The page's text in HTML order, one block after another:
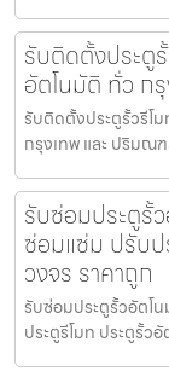
รับติดตั้งประตู
อัตโนมัติ ทั่ว ก
รับติดตั้งประตูรั้วรีโ
กรุงเทพ และ ปริมณ
รับซ่อมประตูรั้
ซ่อมแซ่ม ปรับป
วงจร ราคาถูก
รับซ่อมประตูรั้วอัตโ
ประตูรีโมท ประตูรั้ว